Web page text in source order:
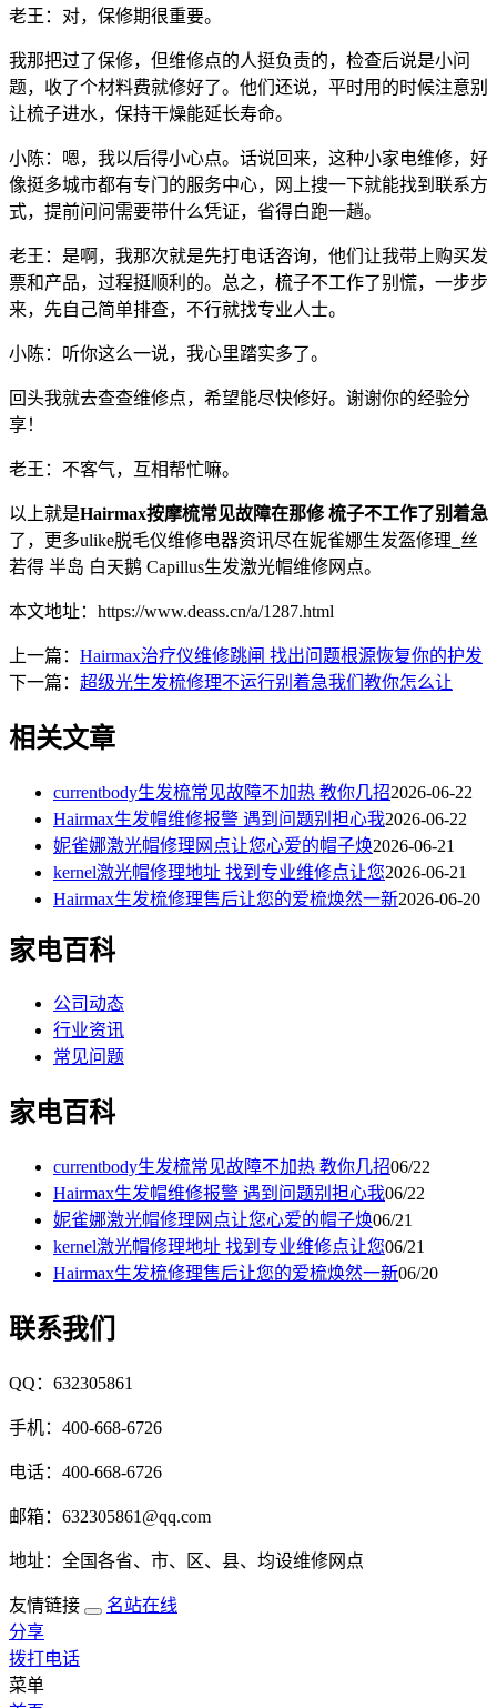
老王：对，保修期很重要。
我那把过了保修，但维修点的人挺负责的，检查后说是小问
题，收了个材料费就修好了。他们还说，平时用的时候注意别
让梳子进水，保持干燥能延长寿命。
小陈：嗯，我以后得小心点。话说回来，这种小家电维修，好
像挺多城市都有专门的服务中心，网上搜一下就能找到联系方
式，提前问问需要带什么凭证，省得白跑一趟。
老王：是啊，我那次就是先打电话咨询，他们让我带上购买发
票和产品，过程挺顺利的。总之，梳子不工作了别慌，一步步
来，先自己简单排查，不行就找专业人士。
小陈：听你这么一说，我心里踏实多了。
回头我就去查查维修点，希望能尽快修好。谢谢你的经验分
享！
老王：不客气，互相帮忙嘛。
以上就是Hairmax按摩梳常见故障在那修 梳子不工作了别着急
了，更多ulike脱毛仪维修电器资讯尽在妮雀娜生发盔修理_丝
若得 半岛 白天鹅 Capillus生发激光帽维修网点。
本文地址：https://www.deass.cn/a/1287.html
上一篇： Hairmax治疗仪维修跳闸 找出问题根源恢复你的护发
下一篇： 超级光生发梳修理不运行别着急我们教你怎么让
相关文章
currentbody生发梳常见故障不加热 教你几招2026-06-22
Hairmax生发帽维修报警 遇到问题别担心我2026-06-22
妮雀娜激光帽修理网点让您心爱的帽子焕2026-06-21
kernel激光帽修理地址 找到专业维修点让您2026-06-21
Hairmax生发梳修理售后让您的爱梳焕然一新2026-06-20
家电百科
公司动态
行业资讯
常见问题
家电百科
currentbody生发梳常见故障不加热 教你几招06/22
Hairmax生发帽维修报警 遇到问题别担心我06/22
妮雀娜激光帽修理网点让您心爱的帽子焕06/21
kernel激光帽修理地址 找到专业维修点让您06/21
Hairmax生发梳修理售后让您的爱梳焕然一新06/20
联系我们
QQ：632305861
手机：400-668-6726
电话：400-668-6726
邮箱：632305861@qq.com
地址：全国各省、市、区、县、均设维修网点
友情链接
名站在线
分享
拨打电话
菜单